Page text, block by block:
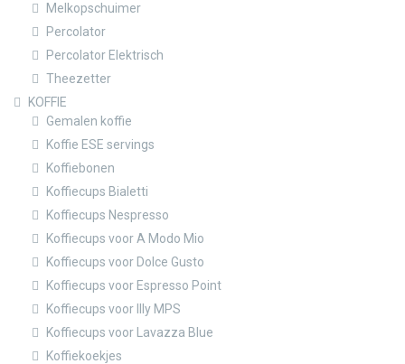
Melkopschuimer
Percolator
Percolator Elektrisch
Theezetter
KOFFIE
Gemalen koffie
Koffie ESE servings
Koffiebonen
Koffiecups Bialetti
Koffiecups Nespresso
Koffiecups voor A Modo Mio
Koffiecups voor Dolce Gusto
Koffiecups voor Espresso Point
Koffiecups voor Illy MPS
Koffiecups voor Lavazza Blue
Koffiekoekjes